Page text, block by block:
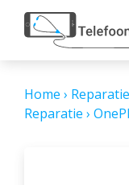
Home ›
Reparatie ›